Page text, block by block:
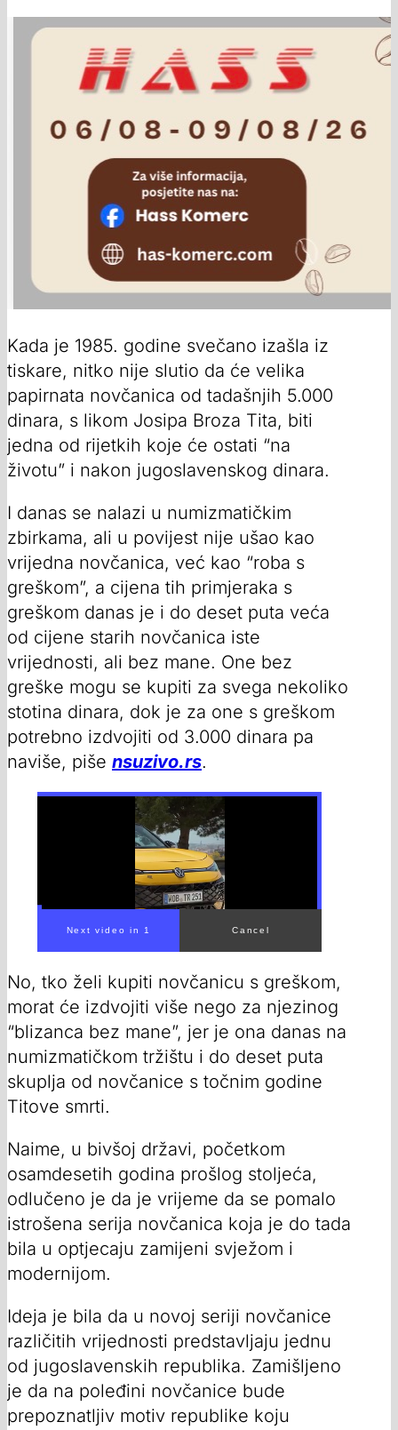
Kada je 1985. godine svečano izašla iz
tiskare, nitko nije slutio da će velika
papirnata novčanica od tadašnjih 5.000
dinara, s likom Josipa Broza Tita, biti
jedna od rijetkih koje će ostati “na
životu” i nakon jugoslavenskog dinara.
I danas se nalazi u numizmatičkim
zbirkama, ali u povijest nije ušao kao
vrijedna novčanica, već kao “roba s
greškom”, a cijena tih primjeraka s
greškom danas je i do deset puta veća
od cijene starih novčanica iste
vrijednosti, ali bez mane. One bez
greške mogu se kupiti za svega nekoliko
stotina dinara, dok je za one s greškom
potrebno izdvojiti od 3.000 dinara pa
naviše, piše nsuzivo.rs.
No, tko želi kupiti novčanicu s greškom,
morat će izdvojiti više nego za njezinog
“blizanca bez mane”, jer je ona danas na
numizmatičkom tržištu i do deset puta
skuplja od novčanice s točnim godine
Titove smrti.
Naime, u bivšoj državi, početkom
osamdesetih godina prošlog stoljeća,
odlučeno je da je vrijeme da se pomalo
istrošena serija novčanica koja je do tada
bila u optjecaju zamijeni svježom i
modernijom.
Ideja je bila da u novoj seriji novčanice
različitih vrijednosti predstavljaju jednu
od jugoslavenskih republika. Zamišljeno
je da na poleđini novčanice bude
prepoznatljiv motiv republike koju